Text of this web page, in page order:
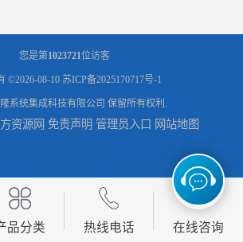
您是第1023721位访客
©2026-08-10 苏ICP备2025170717号-1
系统集成科技有限公司 保留所有权利.
资源网 免责声明 管理员入口 网站地图
品分类 热线电话 在线咨询